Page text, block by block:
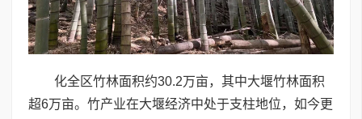
化全区竹林面积约30.2万亩，其中大堰竹林面积
超6万亩。竹产业在大堰经济中处于支柱地位，如今更